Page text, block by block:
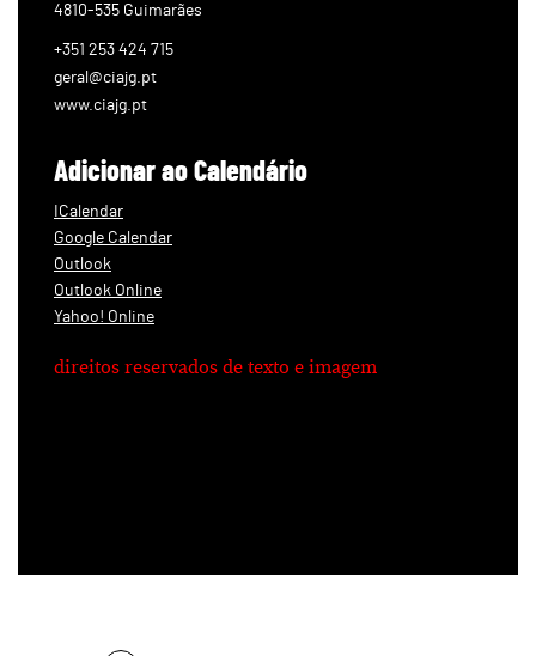
4810-535 Guimarães
+351 253 424 715
geral@ciajg.pt
www.ciajg.pt
Adicionar ao Calendário
ICalendar
Google Calendar
Outlook
Outlook Online
Yahoo! Online
direitos reservados de texto e imagem